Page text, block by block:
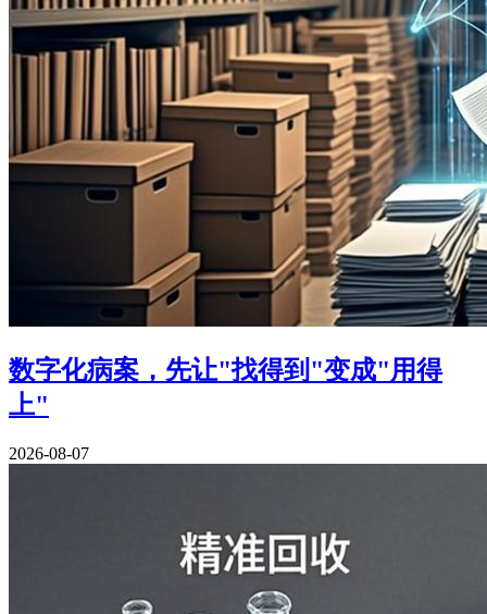
数字化病案，先让"找得到"变成"用得
上"
2026-08-07